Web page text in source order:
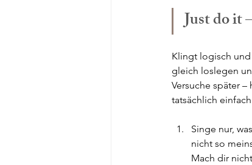
Just do it
Klingt logisch
gleich loslegen
Versuche später
tatsächlich
Singe nur,
nicht so
Mach dir